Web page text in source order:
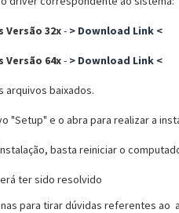
Versão 32x- > Download Link <
Versão 64x- > Download Link <
arquivos baixados.
"Setup" e o abra para realizar a
basta reiniciar o
ter sido resolvido
para tirar dúvidas referentes ao